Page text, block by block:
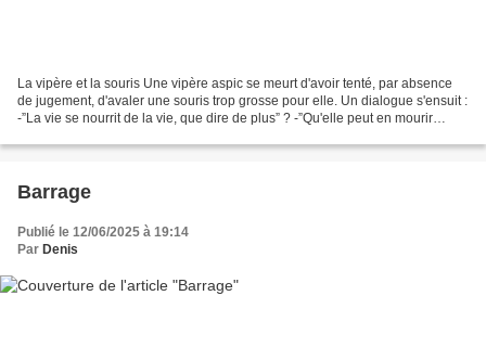
La vipère et la souris Une vipère aspic se meurt d'avoir tenté, par absence
de jugement, d'avaler une souris trop grosse pour elle. Un dialogue s'ensuit :
-”La vie se nourrit de la vie, que dire de plus” ? -”Qu'elle peut en mourir
Barrage
Publié le 12/06/2025 à 19:14
Par Denis